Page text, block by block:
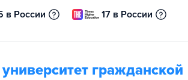
в России 17 в России
гражданской